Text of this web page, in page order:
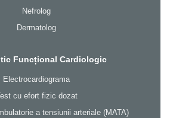
Nefrolog
Dermatolog
Funcțional Cardiologic
Electrocardiograma
cu efort fizic dozat
a tensiunii arteriale (MATA)